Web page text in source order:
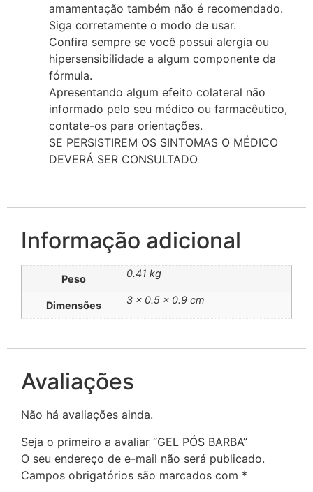
amamentação também não é recomendado.
Siga corretamente o modo de usar.
Confira sempre se você possui alergia ou
hipersensibilidade a algum componente da
fórmula.
Apresentando algum efeito colateral não
informado pelo seu médico ou farmacêutico,
contate-os para orientações.
SE PERSISTIREM OS SINTOMAS O MÉDICO
DEVERÁ SER CONSULTADO
Informação adicional
Peso 0.41 kg
Dimensões 3 × 0.5 × 0.9 cm
Avaliações
Não há avaliações ainda.
Seja o primeiro a avaliar “GEL PÓS BARBA”
O seu endereço de e-mail não será publicado.
Campos obrigatórios são marcados com *